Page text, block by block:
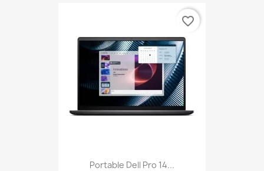
Portable Dell Pro 14...
favorite_border